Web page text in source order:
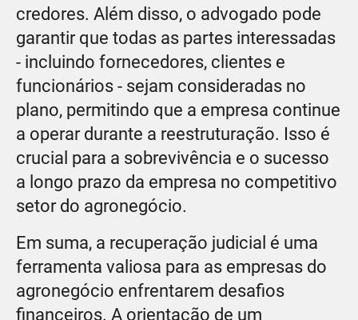
credores. Além disso, o advogado pode
garantir que todas as partes interessadas
- incluindo fornecedores, clientes e
funcionários - sejam consideradas no
plano, permitindo que a empresa continue
a operar durante a reestruturação. Isso é
crucial para a sobrevivência e o sucesso
a longo prazo da empresa no competitivo
setor do agronegócio.
Em suma, a recuperação judicial é uma
ferramenta valiosa para as empresas do
agronegócio enfrentarem desafios
financeiros. A orientação de um